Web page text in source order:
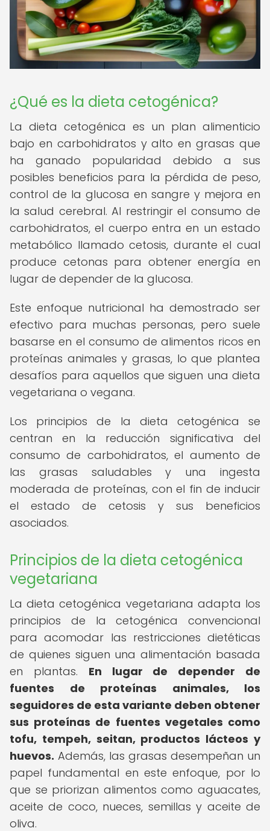
¿Qué es la dieta cetogénica?
La dieta cetogénica es un plan alimenticio
bajo en carbohidratos y alto en grasas que
ha ganado popularidad debido a sus
posibles beneficios para la pérdida de peso,
control de la glucosa en sangre y mejora en
la salud cerebral. Al restringir el consumo de
carbohidratos, el cuerpo entra en un estado
metabólico llamado cetosis, durante el cual
produce cetonas para obtener energía en
lugar de depender de la glucosa.
Este enfoque nutricional ha demostrado ser
efectivo para muchas personas, pero suele
basarse en el consumo de alimentos ricos en
proteínas animales y grasas, lo que plantea
desafíos para aquellos que siguen una dieta
vegetariana o vegana.
Los principios de la dieta cetogénica se
centran en la reducción significativa del
consumo de carbohidratos, el aumento de
las grasas saludables y una ingesta
moderada de proteínas, con el fin de inducir
el estado de cetosis y sus beneficios
asociados.
Principios de la dieta cetogénica
vegetariana
La dieta cetogénica vegetariana adapta los
principios de la cetogénica convencional
para acomodar las restricciones dietéticas
de quienes siguen una alimentación basada
en plantas. En lugar de depender de
fuentes de proteínas animales, los
seguidores de esta variante deben obtener
sus proteínas de fuentes vegetales como
tofu, tempeh, seitan, productos lácteos y
huevos. Además, las grasas desempeñan un
papel fundamental en este enfoque, por lo
que se priorizan alimentos como aguacates,
aceite de coco, nueces, semillas y aceite de
oliva.